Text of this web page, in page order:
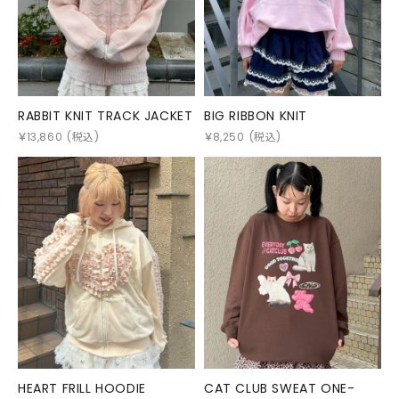
RABBIT KNIT TRACK JACKET
￥13,860 (税込)
BIG RIBBON KNIT
￥8,250 (税込)
HEART FRILL HOODIE
CAT CLUB SWEAT ONE-